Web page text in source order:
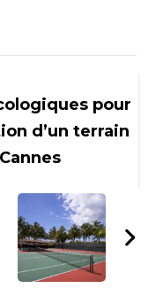
pour
d’un terrain